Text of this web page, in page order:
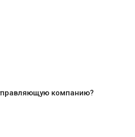
компанию?